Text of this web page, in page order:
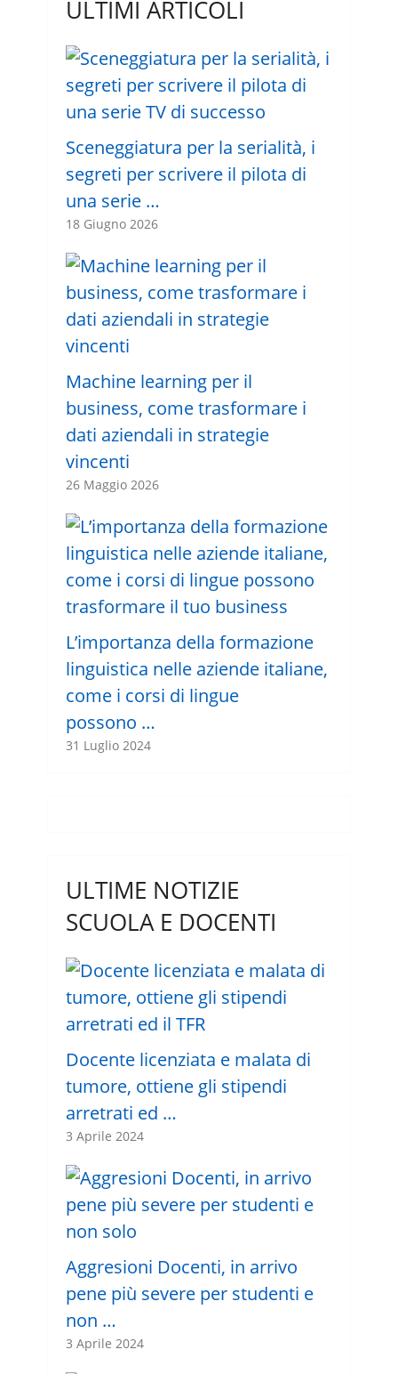
ULTIMI ARTICOLI
Sceneggiatura per la serialità, i
segreti per scrivere il pilota di
una serie …
18 Giugno 2026
Machine learning per il
business, come trasformare i
dati aziendali in strategie
vincenti
26 Maggio 2026
L’importanza della formazione
linguistica nelle aziende italiane,
come i corsi di lingue
possono …
31 Luglio 2024
ULTIME NOTIZIE
SCUOLA E DOCENTI
Docente licenziata e malata di
tumore, ottiene gli stipendi
arretrati ed …
3 Aprile 2024
Aggresioni Docenti, in arrivo
pene più severe per studenti e
non …
3 Aprile 2024